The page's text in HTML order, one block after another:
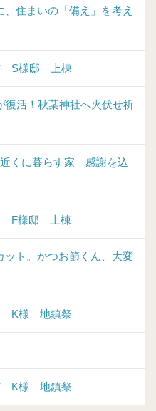
住まいの「備え」を考え
S様邸 上棟
復活！秋葉神社へ火伏せ祈
くに暮らす家｜感謝を込
F様邸 上棟
ット。かつお節くん、大変
K様 地鎮祭
K様 地鎮祭